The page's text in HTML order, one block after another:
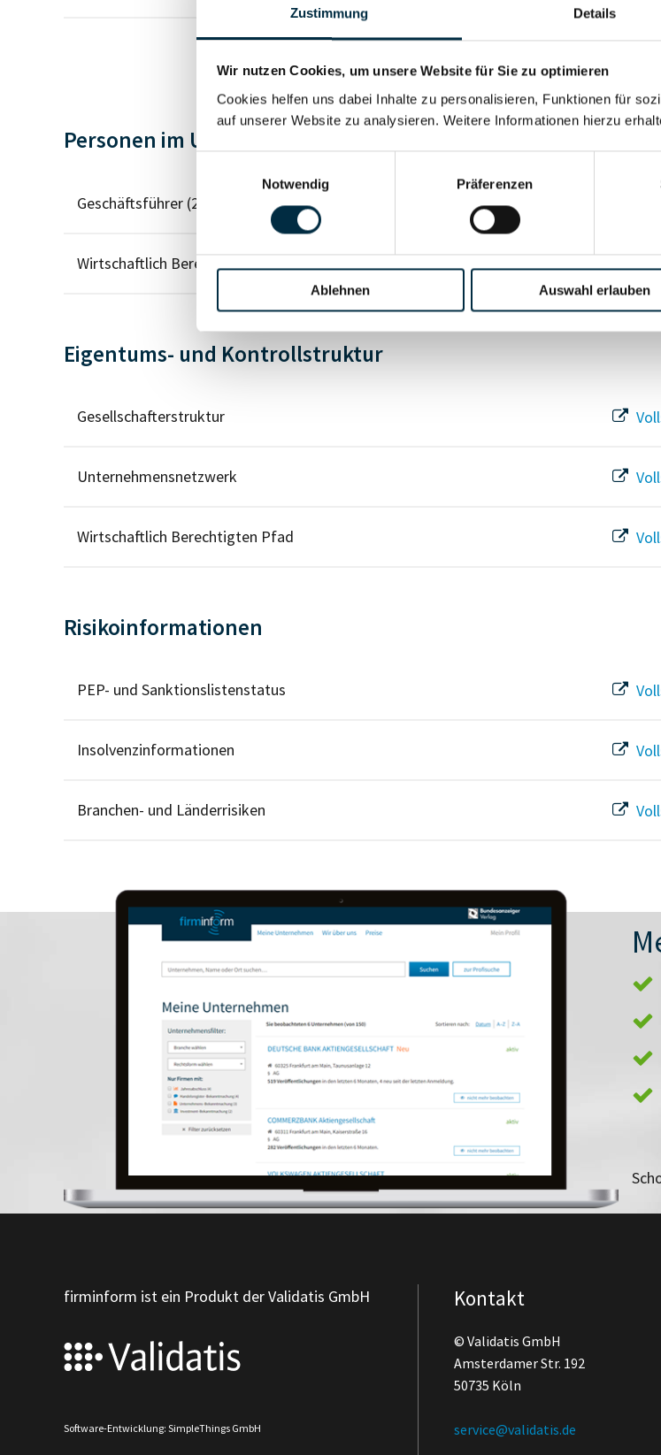
Zustimmung Details
Wir nutzen Cookies, um unsere Website für Sie zu optimieren
Cookies helfen uns dabei Inhalte zu personalisieren, Funktionen für
auf unserer Website zu analysieren. Weitere Informationen hierzu
Notwendig
Präferenzen
Ablehnen Auswahl erlauben
Personen im Unternehmen
Geschäftsführer (2)
Wirtschaftlich Berechtigter
Eigentums- und Kontrollstruktur
Gesellschafterstruktur
Unternehmensnetzwerk
Wirtschaftlich Berechtigten Pfad
Risikoinformationen
PEP- und Sanktionslistenstatus
Insolvenzinformationen
Branchen- und Länderrisiken
firminform ist ein Produkt der Validatis GmbH
Software-Entwicklung: SimpleThings GmbH
Kontakt
© Validatis GmbH
Amsterdamer Str. 192
50735 Köln
service@validatis.de